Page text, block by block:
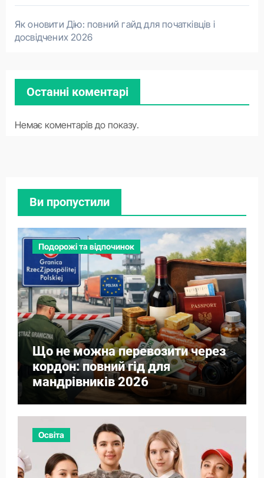
Як оновити Дію: повний гайд для початківців і
досвідчених 2026
Останні коментарі
Немає коментарів до показу.
Ви пропустили
Подорожі та відпочинок
Що не можна перевозити через
кордон: повний гід для
мандрівників 2026
Освіта